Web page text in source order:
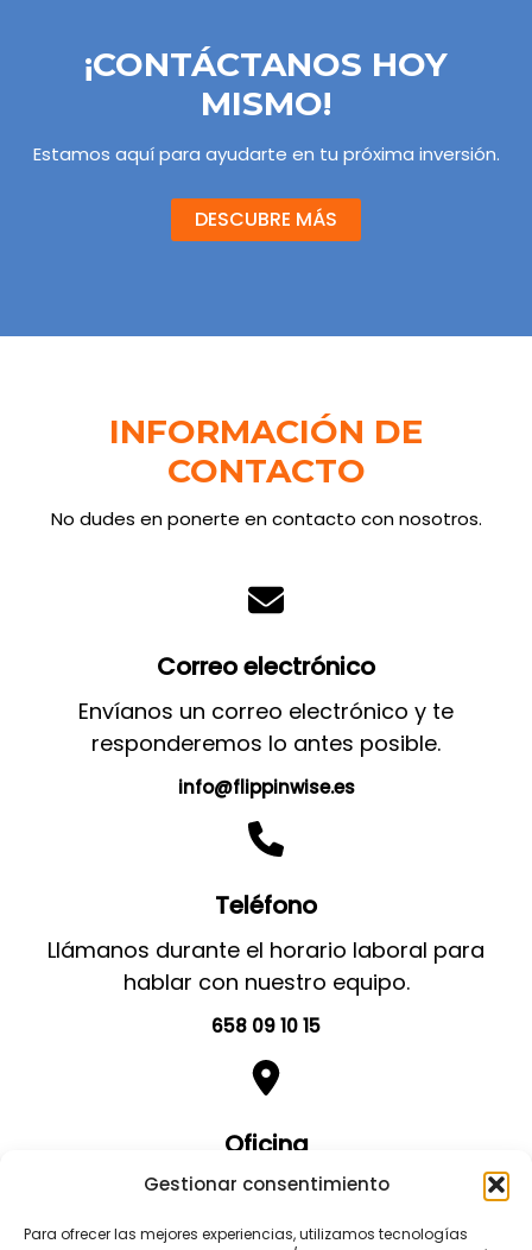
Gestionar consentimiento
Para ofrecer las mejores experiencias, utilizamos tecnologías
¡CONTÁCTANOS HOY
MISMO!
Estamos aquí para ayudarte en tu próxima inversión.
DESCUBRE MÁS
INFORMACIÓN DE
CONTACTO
No dudes en ponerte en contacto con nosotros.
Correo electrónico
Envíanos un correo electrónico y te
responderemos lo antes posible.
info@flippinwise.es
Teléfono
Llámanos durante el horario laboral para
hablar con nuestro equipo.
658 09 10 15
Oficina
Visita nuestra oficina para una consulta o
para discutir tus objetivos.